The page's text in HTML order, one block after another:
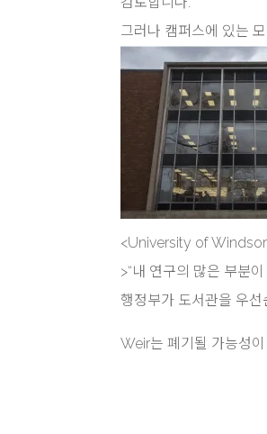
그러나 캠퍼스에 있는
<University of
>“내 연구의 많은 부분
행정부가 도서관을 우
Weir는 폐기될 가능성